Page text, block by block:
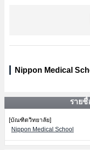
Nippon Medical
ราย
[บัณฑิตวิทยาลัย]
Nippon Medical School